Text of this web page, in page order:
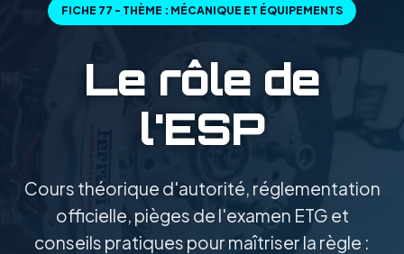
FICHE 77 - THÈME : MÉCANIQUE ET ÉQUIPEMENTS
Le rôle de
l'ESP
Cours théorique d'autorité, réglementation
officielle, pièges de l'examen ETG et
conseils pratiques pour maîtriser la règle :